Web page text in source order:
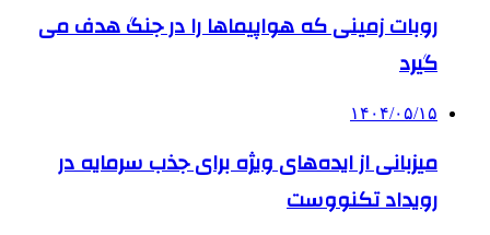
روبات زمینی که هواپیماها را در جنگ هدف می
گیرد
۱۴۰۴/۰۵/۱۵
میزبانی از ایده‌های ویژه برای جذب سرمایه در
رویداد تکنووست